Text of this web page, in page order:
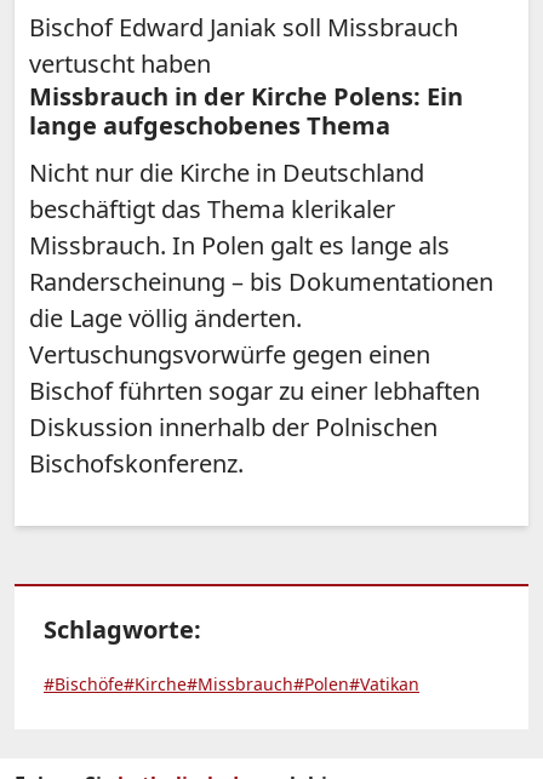
Bischof Edward Janiak soll Missbrauch
vertuscht haben
Missbrauch in der Kirche Polens: Ein
lange aufgeschobenes Thema
Nicht nur die Kirche in Deutschland
beschäftigt das Thema klerikaler
Missbrauch. In Polen galt es lange als
Randerscheinung – bis Dokumentationen
die Lage völlig änderten.
Vertuschungsvorwürfe gegen einen
Bischof führten sogar zu einer lebhaften
Diskussion innerhalb der Polnischen
Bischofskonferenz.
Schlagworte:
#Bischöfe#Kirche#Missbrauch#Polen#Vatikan